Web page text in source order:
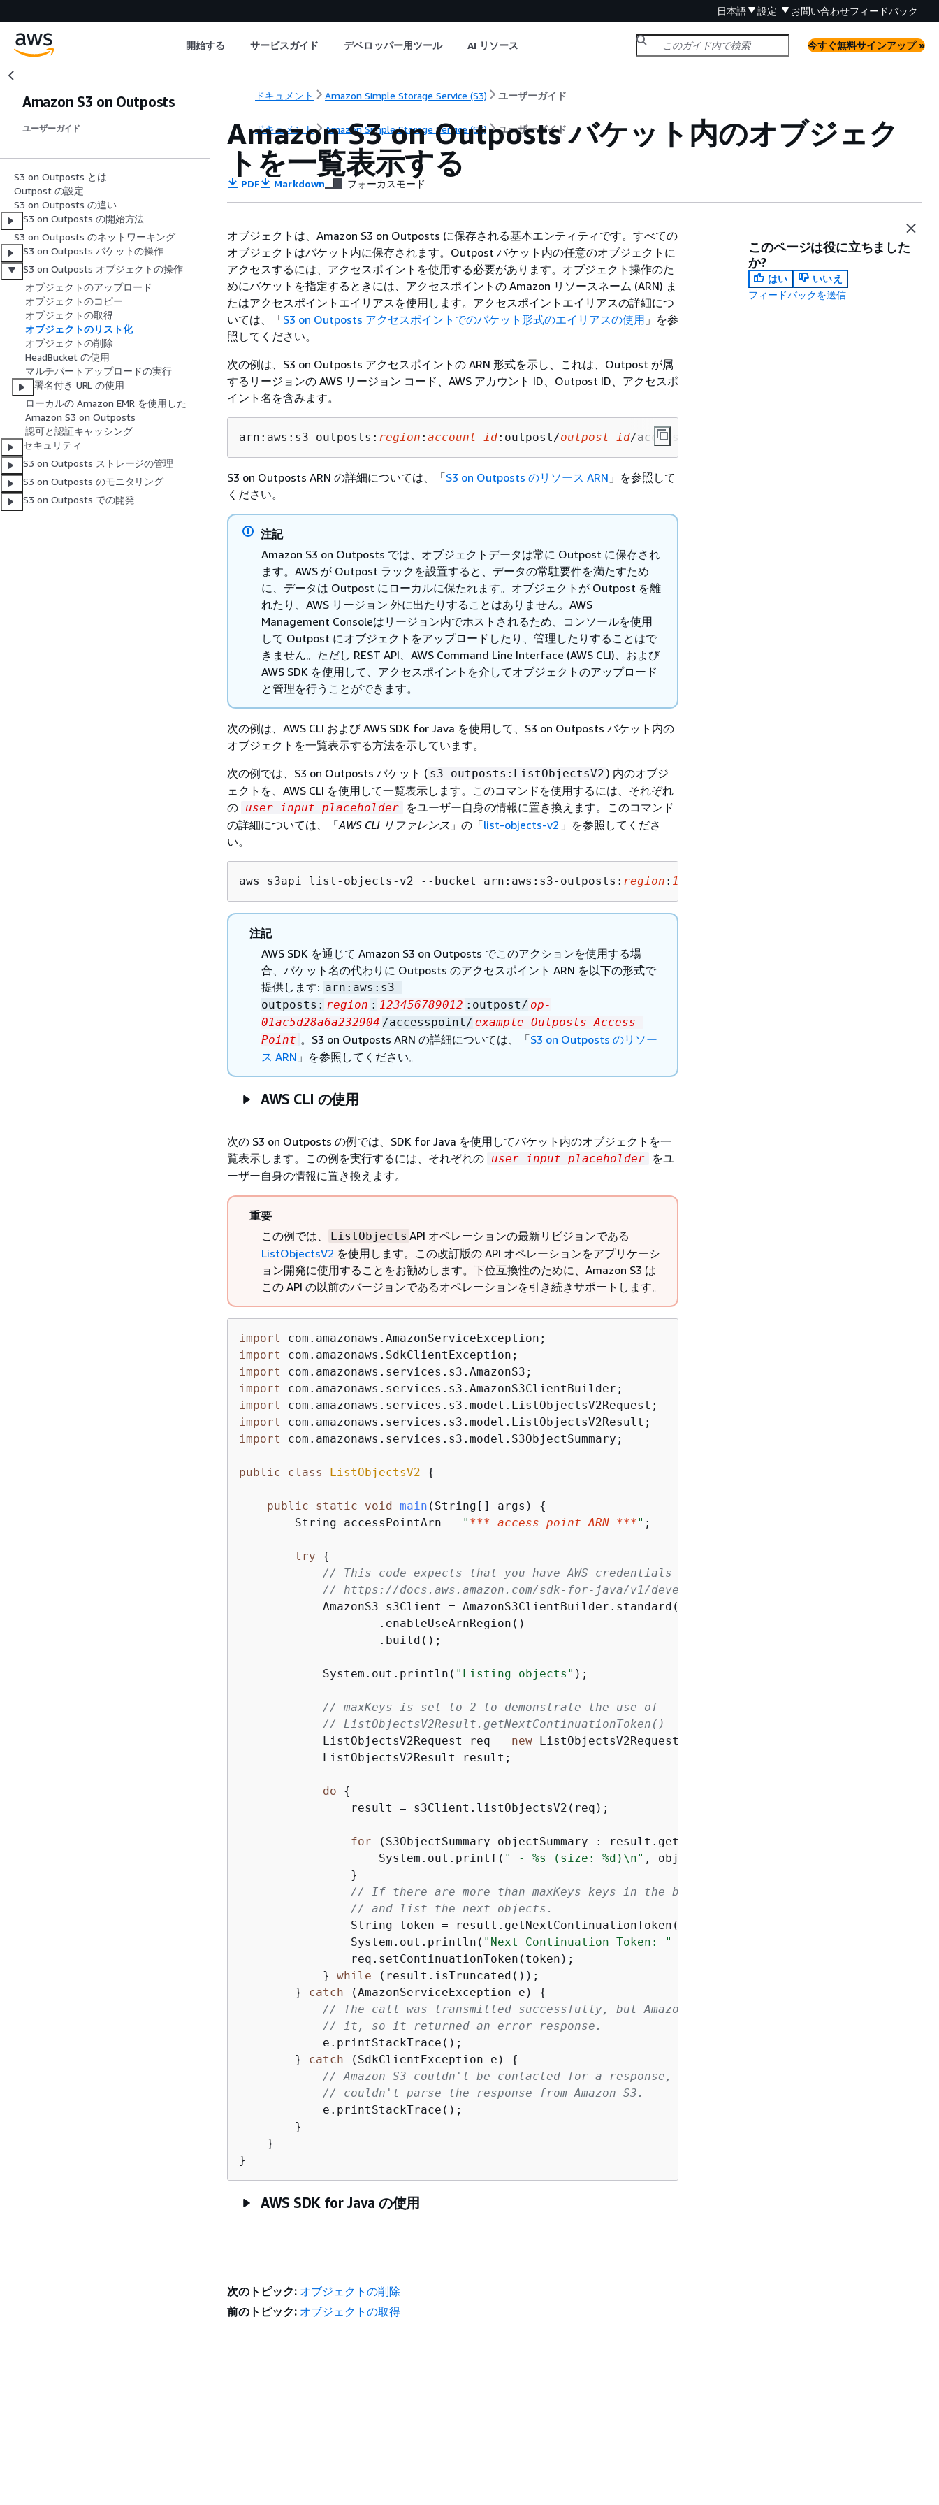
日本語 設定 お問い合わせフィードバック
開始する サービスガイド デベロッパー用ツール AI リソース 今すぐ無料サインアップ »
Amazon S3 on Outposts
ユーザーガイド
S3 on Outposts とは
Outpost の設定
S3 on Outposts の違い
S3 on Outposts の開始方法
S3 on Outposts のネットワーキング
S3 on Outposts バケットの操作
S3 on Outposts オブジェクトの操作
オブジェクトのアップロード
オブジェクトのコピー
オブジェクトの取得
オブジェクトのリスト化
オブジェクトの削除
HeadBucket の使用
マルチパートアップロードの実行
署名付き URL の使用
ローカルの Amazon EMR を使用した
Amazon S3 on Outposts
認可と認証キャッシング
セキュリティ
S3 on Outposts ストレージの管理
S3 on Outposts のモニタリング
S3 on Outposts での開発
ドキュメント Amazon Simple Storage Service (S3) ユーザーガイド
ドキュメント Amazon Simple Storage Service (S3) ユーザーガイド
Amazon S3 on Outposts バケット内のオブジェク
トを一覧表示する
PDF Markdown フォーカスモード
オブジェクトは、Amazon S3 on Outposts に保存される基本エンティティです。すべての
オブジェクトはバケット内に保存されます。Outpost バケット内の任意のオブジェクトに
アクセスするには、アクセスポイントを使用する必要があります。オブジェクト操作のた
めにバケットを指定するときには、アクセスポイントの Amazon リソースネーム (ARN) ま
たはアクセスポイントエイリアスを使用します。アクセスポイントエイリアスの詳細につ
いては、「S3 on Outposts アクセスポイントでのバケット形式のエイリアスの使用 」を参
照してください。
次の例は、S3 on Outposts アクセスポイントの ARN 形式を示し、これは、Outpost が属
するリージョンの AWS リージョン コード、AWS アカウント ID、Outpost ID、アクセスポ
イント名を含みます。
arn:aws:s3-outposts: region : account-id:outpost/outpost-id/accesspoint/
S3 on Outposts ARN の詳細については、「S3 on Outposts のリソース ARN 」を参照して
ください。
注記
Amazon S3 on Outposts では、オブジェクトデータは常に Outpost に保存され
ます。AWS が Outpost ラックを設置すると、データの常駐要件を満たすため
に、データは Outpost にローカルに保たれます。オブジェクトが Outpost を離
れたり、AWS リージョン 外に出たりすることはありません。AWS
Management Consoleはリージョン内でホストされるため、コンソールを使用
して Outpost にオブジェクトをアップロードしたり、管理したりすることはで
きません。ただし REST API、AWS Command Line Interface (AWS CLI)、および
AWS SDK を使用して、アクセスポイントを介してオブジェクトのアップロード
と管理を行うことができます。
次の例は、AWS CLI および AWS SDK for Java を使用して、S3 on Outposts バケット内の
オブジェクトを一覧表示する方法を示しています。
次の例では、S3 on Outposts バケット ( s3-outposts:ListObjectsV2 ) 内のオブジ
ェクトを、AWS CLI を使用して一覧表示します。このコマンドを使用するには、それぞれ
の user input placeholder
をユーザー自身の情報に置き換えます。このコマンド
の詳細については、「AWS CLI リファレンス 」の「list-objects-v2 」を参照してくださ
い。
aws s3api list-objects-v2 --bucket arn:aws:s3-outposts: region : 123456789012
注記
AWS SDK を通じて Amazon S3 on Outposts でこのアクションを使用する場
合、バケット名の代わりに Outposts のアクセスポイント ARN を以下の形式で
提供します: arn:aws:s3-
outposts: region : 123456789012 :outpost/ op-
01ac5d28a6a232904 /accesspoint/ example-Outposts-Access-
Point 。S3 on Outposts ARN の詳細については、「S3 on Outposts のリソー
ス ARN 」を参照してください。
AWS CLI の使用
次の S3 on Outposts の例では、SDK for Java を使用してバケット内のオブジェクトを一
覧表示します。この例を実行するには、それぞれの user input placeholder
をユ
ーザー自身の情報に置き換えます。
重要
この例では、
ListObjects API オペレーションの最新リビジョンである
ListObjectsV2 を使用します。この改訂版の API オペレーションをアプリケーシ
ョン開発に使用することをお勧めします。下位互換性のために、Amazon S3 は
この API の以前のバージョンであるオペレーションを引き続きサポートします。
import
import
import
import
import
import
import
com.amazonaws.services.s3.model.S3ObjectSummary;
public class ListObjectsV2 {
public static void main (String[] args)
{
        String accessPointArn =
" *** access point ARN ***" ;
try
{
// This code expects that you have AWS credentials set up per:
// https://docs.aws.amazon.com/sdk-for-java/v1/developer-guide/setup-credentials.html
            AmazonS3 s3Client = AmazonS3ClientBuilder.standard()
                    .enableUseArnRegion()
                    .build();
            System.out.println(
"Listing objects" );
// maxKeys is set to 2 to demonstrate the use of
// ListObjectsV2Result.getNextContinuationToken()
            ListObjectsV2Request req =
new
            ListObjectsV2Result result;
do
{
                result = s3Client.listObjectsV2(req);
for (S3ObjectSummary objectSummary : result.getObjectSummaries())
                    System.out.printf(
" - %s (size: %d)\n" , objectSummary.getKey(),
                }
// If there are more than maxKeys keys in the bucket, get a continuation token
// and list the next objects.
                String token = result.getNextContinuationToken();
                System.out.println(
"Next Continuation Token: "
                req.setContinuationToken(token);
            }
while (result.isTruncated());
        }
catch (AmazonServiceException e) {
// The call was transmitted successfully, but Amazon S3 couldn't process
// it, so it returned an error response.
            e.printStackTrace();
        }
catch (SdkClientException e) {
// Amazon S3 couldn't be contacted for a response, or the client
// couldn't parse the response from Amazon S3.
            e.printStackTrace();
        }
    }
}
AWS SDK for Java の使用
このページは役に立ちました
か?
はい
いいえ
フィードバックを送信
次のトピック: オブジェクトの削除
前のトピック: オブジェクトの取得